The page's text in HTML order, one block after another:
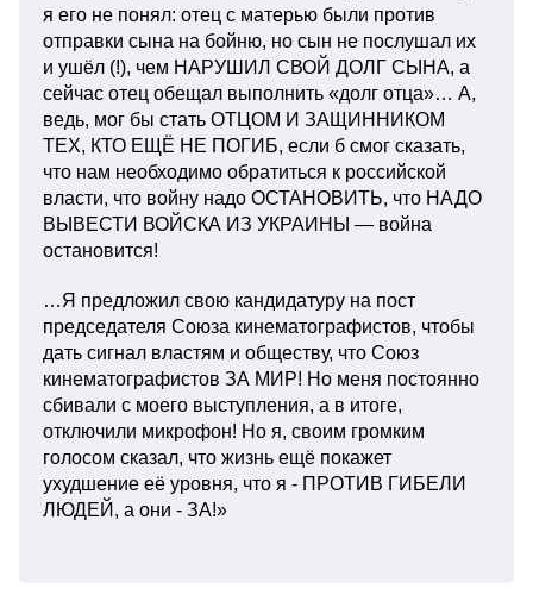
я его не понял: отец с матерью были против
отправки сына на бойню, но сын не послушал их
и ушёл (!), чем НАРУШИЛ СВОЙ ДОЛГ СЫНА, а
сейчас отец обещал выполнить «долг отца»… А,
ведь, мог бы стать ОТЦОМ И ЗАЩИННИКОМ
ТЕХ, КТО ЕЩЁ НЕ ПОГИБ, если б смог сказать,
что нам необходимо обратиться к российской
власти, что войну надо ОСТАНОВИТЬ, что НАДО
ВЫВЕСТИ ВОЙСКА ИЗ УКРАИНЫ — война
остановится!
…Я предложил свою кандидатуру на пост
председателя Союза кинематографистов, чтобы
дать сигнал властям и обществу, что Союз
кинематографистов ЗА МИР! Но меня постоянно
сбивали с моего выступления, а в итоге,
отключили микрофон! Но я, своим громким
голосом сказал, что жизнь ещё покажет
ухудшение её уровня, что я - ПРОТИВ ГИБЕЛИ
ЛЮДЕЙ, а они - ЗА!»